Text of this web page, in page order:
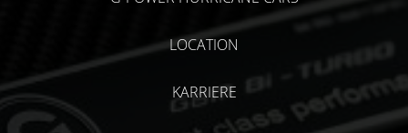
LOCATION
KARRIERE